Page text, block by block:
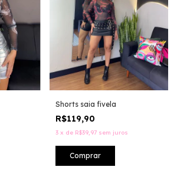
Shorts saia fivela
R$119,90
3 x de R$39,97 sem juros
Comprar